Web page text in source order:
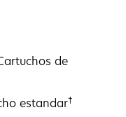
de
estandar†